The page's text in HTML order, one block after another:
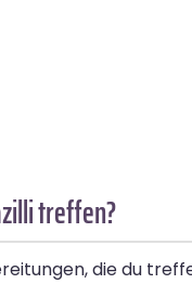
treffen?
die du